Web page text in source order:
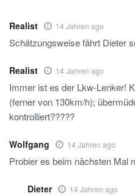
Realist 14 Jahren ago
Schätzungsweise fährt Dieter
Realist 14 Jahren ago
Immer ist es der Lkw-Lenker!
(ferner von 130km/h);
kontrolliert?????
Wolfgang 14 Jahren ago
Probier es beim nächsten Mal
Dieter 14 Jahren ago